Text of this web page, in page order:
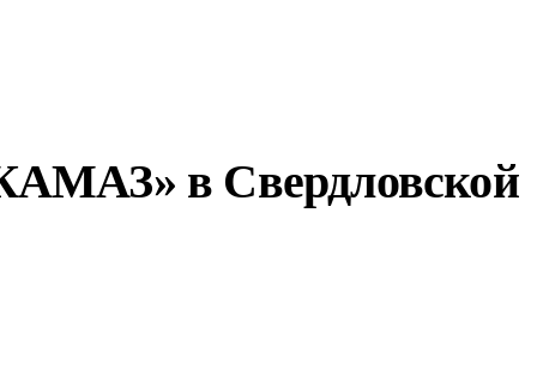
в Свердловской